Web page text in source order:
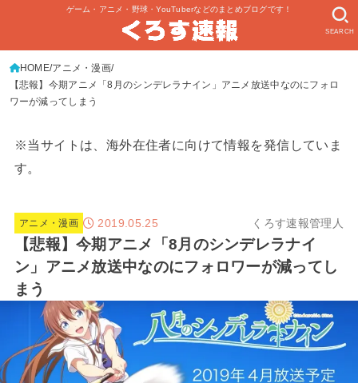
ゲーム・アニメ・野球・YouTuberなどのまとめブログです！
SEARCH
HOME アニメ・漫画
【悲報】今期アニメ「8月のシンデレラナイン」アニメ放送中なのにフォロ
ワーが減ってしまう
※当サイトは、海外在住者に向けて情報を発信していま
す。
アニメ・漫画 2019.05.25 くろす速報管理人
【悲報】今期アニメ「8月のシンデレラナイ
ン」アニメ放送中なのにフォロワーが減ってし
まう